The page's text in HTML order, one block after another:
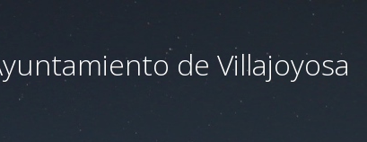
de Villajoyosa